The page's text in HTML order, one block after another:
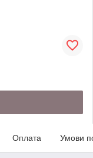
Оплата Умови